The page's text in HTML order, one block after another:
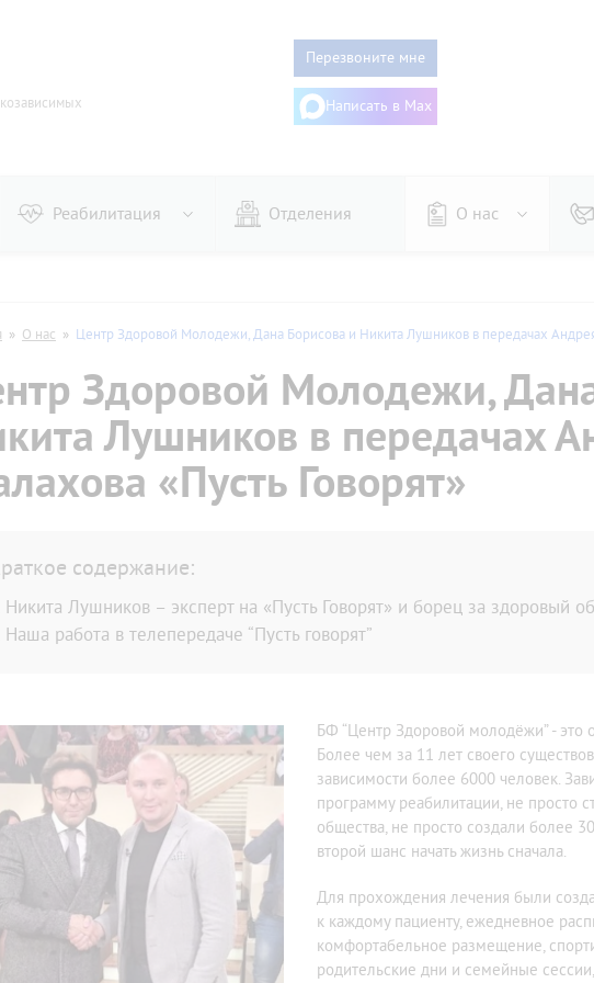
Перезвоните мне
Написать в Max
больного
организма от алкоголя
от запоя
нарколога
Довженко
Шичко
вытрезвление
запоя в стационаре
запоя на дому
от похмелья
Дисульфирамом
Эспераль
Двойной блок
Торпедо
По методу Довженко
Лазерное кодирование
Методом SIT (MST)
Реабилитация Отделения О нас
» О нас » Центр Здоровой Молодежи, Дана Борисова и Никита Лушников в передачах Андрея
Здоровой Молодежи, Дана
Лушников в передачах
«Пусть Говорят»
содержание:
Никита Лушников – эксперт на «Пусть Говорят» и борец за здоровый
Наша работа в телепередаче “Пусть говорят”
БФ “Центр Здоровой молодёжи” - это
Более чем за 11 лет своего
зависимости более 6000 человек.
программу реабилитации, не просто
общества, не просто создали более
второй шанс начать жизнь сначала.
Для прохождения лечения были
к каждому пациенту, ежедневное
комфортабельное размещение,
родительские дни и семейные